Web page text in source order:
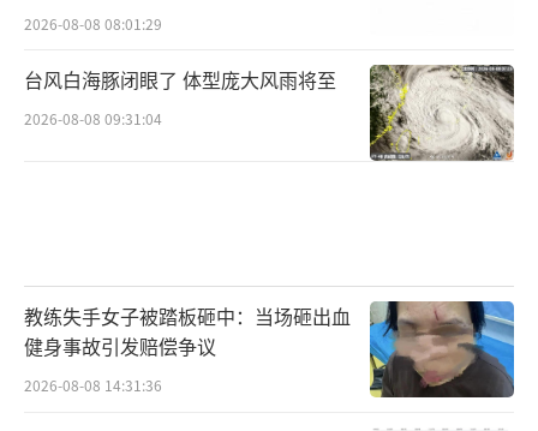
2026-08-08 08:01:29
台风白海豚闭眼了 体型庞大风雨将至
2026-08-08 09:31:04
教练失手女子被踏板砸中：当场砸出血
健身事故引发赔偿争议
2026-08-08 14:31:36